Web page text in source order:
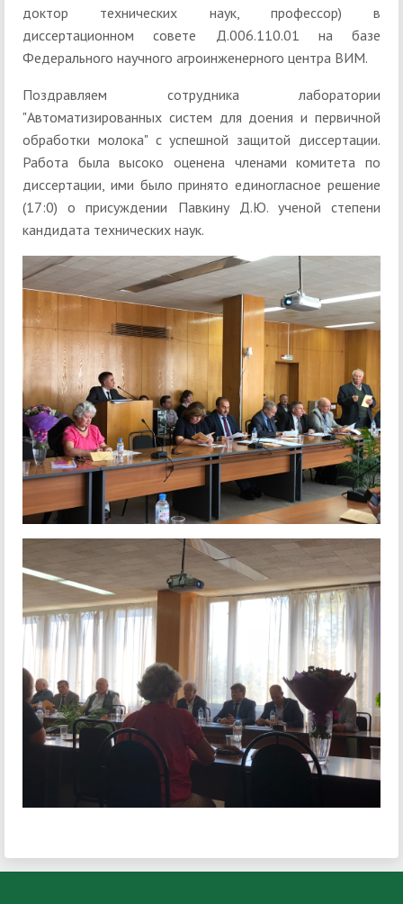
доктор технических наук, профессор) в
диссертационном совете Д.006.110.01 на базе
Федерального научного агроинженерного центра ВИМ.
Поздравляем сотрудника лаборатории
"Автоматизированных систем для доения и первичной
обработки молока" с успешной защитой диссертации.
Работа была высоко оценена членами комитета по
диссертации, ими было принято единогласное решение
(17:0) о присуждении Павкину Д.Ю. ученой степени
кандидата технических наук.